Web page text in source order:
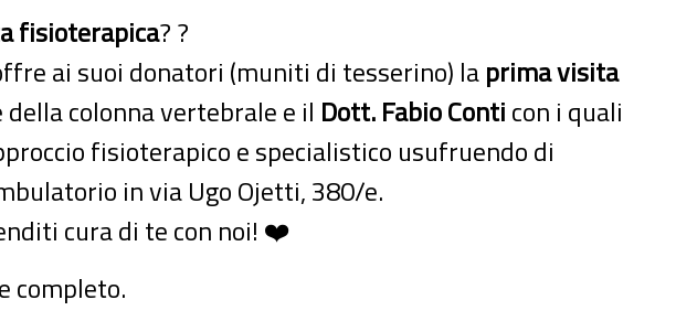
fisioterapica? ?‍
ai suoi donatori (muniti di tesserino) laprima visita
colonna vertebrale e il Dott. Fabio Conticon i quali
fisioterapico e specialistico usufruendo di
in via Ugo Ojetti, 380/e.
cura di te con noi! ❤️
completo.